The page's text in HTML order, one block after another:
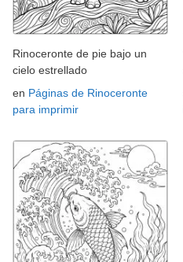
Rinoceronte de pie bajo un
cielo estrellado
en Páginas de Rinoceronte
para imprimir